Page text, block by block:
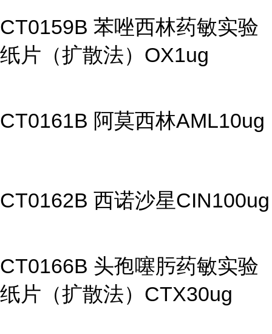
CT0159B 苯唑西林药敏实验
纸片（扩散法）OX1ug
CT0161B 阿莫西林AML10ug
CT0162B 西诺沙星CIN100ug
CT0166B 头孢噻肟药敏实验
纸片（扩散法）CTX30ug